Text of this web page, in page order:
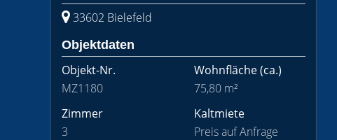
33602 Bielefeld
Objektdaten
Objekt-Nr.
MZ1180
Wohnfläche(ca.)
75,80 m²
Zimmer
3
Kaltmiete
Preis auf Anfrage